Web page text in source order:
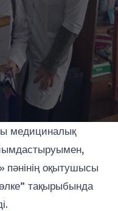
медициналық
пәнінің оқытушысы
тақырыбында